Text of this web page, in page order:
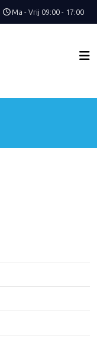
Ma - Vrij 09:00 - 17:00